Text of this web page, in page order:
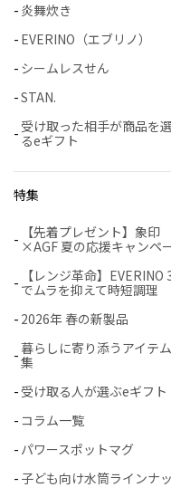
炎舞炊き
EVERINO（エブリノ）
シームレスせん
STAN.
受け取った相手が商品を
るeギフト
特集
【先着プレゼント】象印
×AGF 夏の応援キャンペ
【レンジ革命】EVERINO
でムラを抑えて時短調理
2026年 春の新製品
暮らしに寄り添うアイテ
集
受け取る人が選ぶeギフト
コラム一覧
パワースポットマグ
子ども向け水筒ラインナ